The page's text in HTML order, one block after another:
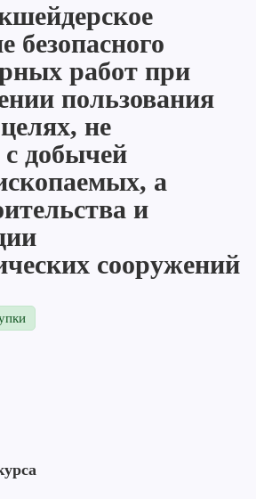
безопасного
работ при
пользования
не
добычей
а
и
сооружений